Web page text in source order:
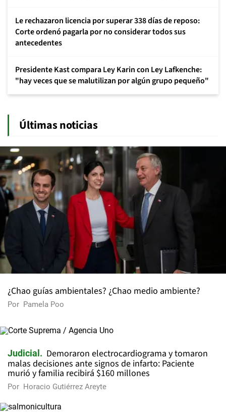
Le rechazaron licencia por superar 338 días de reposo:
Corte ordenó pagarla por no considerar todos sus
antecedentes
Presidente Kast compara Ley Karin con Ley Lafkenche:
"hay veces que se malutilizan por algún grupo pequeño"
Últimas noticias
¿Chao guías ambientales? ¿Chao medio ambiente?
Por Pamela Poo
Judicial
Demoraron electrocardiograma y tomaron
malas decisiones ante signos de infarto: Paciente
murió y familia recibirá $160 millones
Por Horacio Gutiérrez Areyte